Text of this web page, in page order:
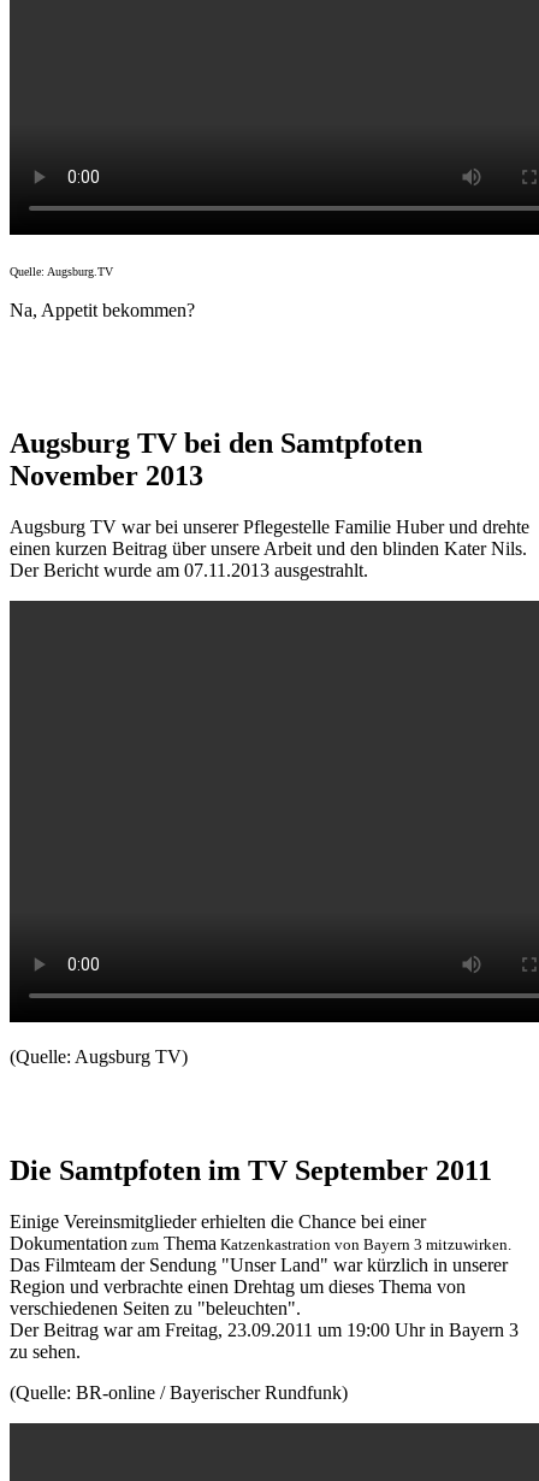
Quelle: Augsburg.TV
Na, Appetit bekommen?
Augsburg TV bei den Samtpfoten
November 2013
Augsburg TV war bei unserer Pflegestelle Familie Huber und drehte
einen kurzen Beitrag über unsere Arbeit und den blinden Kater Nils.
Der Bericht wurde am 07.11.2013 ausgestrahlt.
(Quelle: Augsburg TV)
Die Samtpfoten im TV September 2011
Einige Vereinsmitglieder erhielten die Chance bei einer
Dokumentation zum Thema Katzenkastration von Bayern 3 mitzuwirken.
Das Filmteam der Sendung "Unser Land" war kürzlich in unserer
Region und verbrachte einen Drehtag um dieses Thema von
verschiedenen Seiten zu "beleuchten".
Der Beitrag war am Freitag, 23.09.2011 um 19:00 Uhr in Bayern 3
zu sehen.
(Quelle: BR-online / Bayerischer Rundfunk)